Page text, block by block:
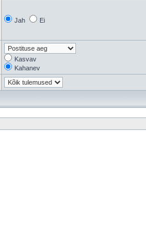
Jah Ei
Kasvav
Kahanev